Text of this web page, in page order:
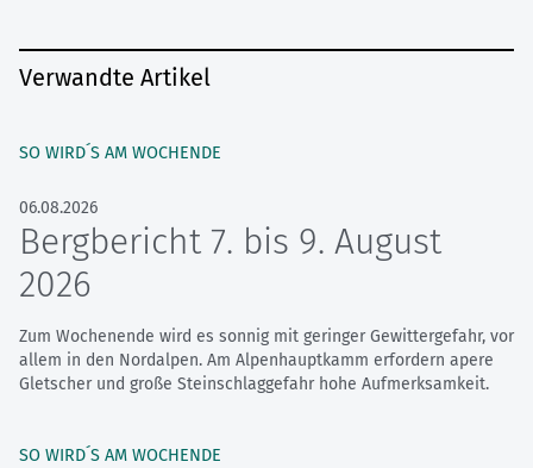
Verwandte Artikel
SO WIRD´S AM WOCHENDE
06.08.2026
Bergbericht 7. bis 9. August
2026
Zum Wochenende wird es sonnig mit geringer Gewittergefahr, vor
allem in den Nordalpen. Am Alpenhauptkamm erfordern apere
Gletscher und große Steinschlaggefahr hohe Aufmerksamkeit.
SO WIRD´S AM WOCHENDE